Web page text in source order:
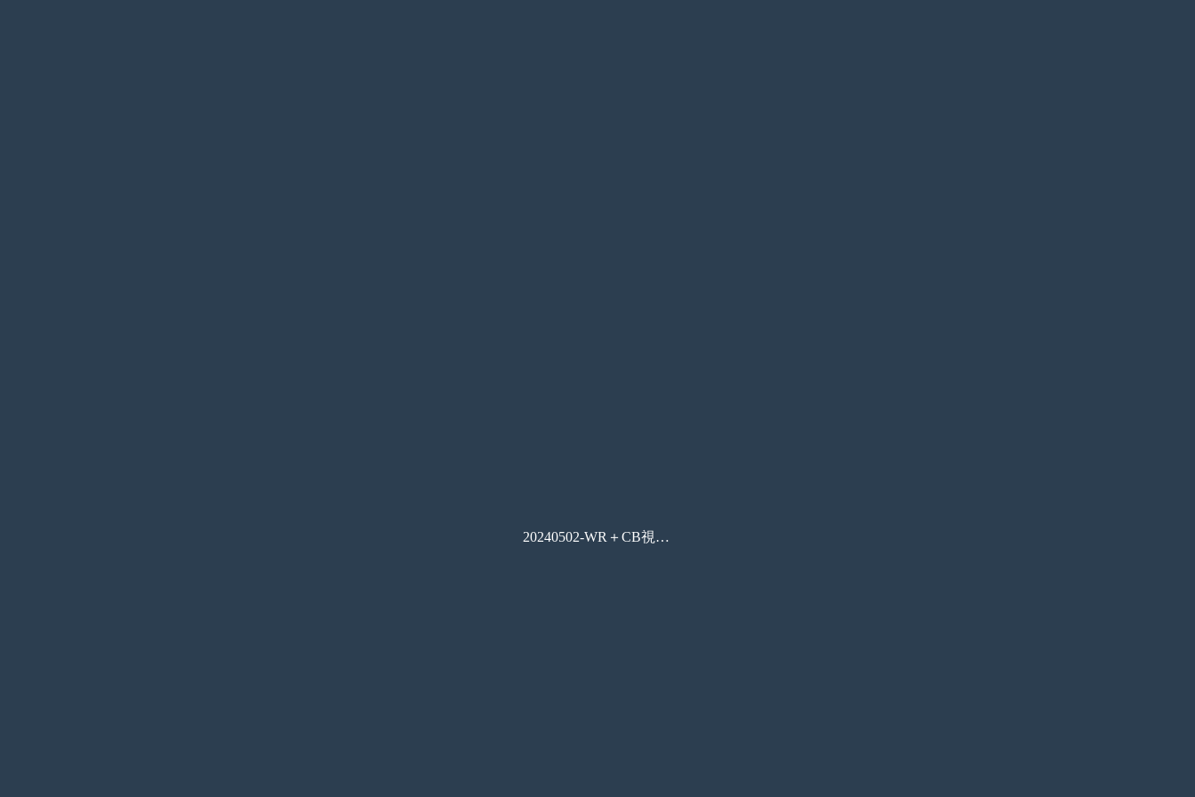
20240502-WR＋CB視認性向上製品-二稿-プレス品質